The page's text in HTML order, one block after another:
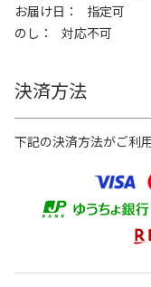
お届け日
指定可
のし
対応不可
決済方法
下記の決済方法がご利